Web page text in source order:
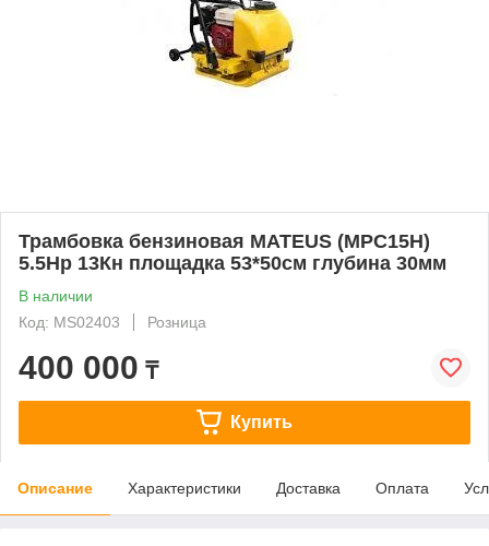
Трамбовка бензиновая MATEUS (MPC15H)
5.5Нр 13Кн площадка 53*50см глубина 30мм
В наличии
Код: MS02403
Розница
400 000 ₸
Купить
Описание Характеристики Доставка Оплата